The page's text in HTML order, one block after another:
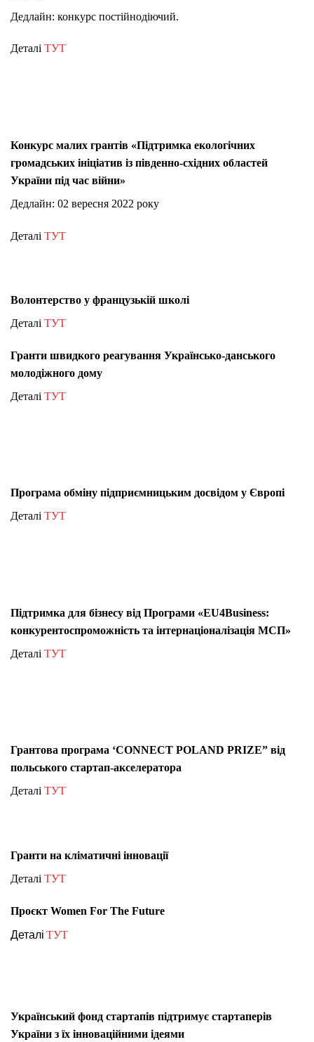
Дедлайн: конкурс постійнодіючий.
Деталі ТУТ
Конкурс малих грантів «Підтримка екологічних
громадських ініціатив із південно-східних областей
України під час війни»
Дедлайн: 02 вересня 2022 року
Деталі ТУТ
Волонтерство у французькій школі
Деталі ТУТ
Гранти швидкого реагування Українсько-данського
молодіжного дому
Деталі ТУТ
Програма обміну підприємницьким досвідом у Європі
Деталі ТУТ
Підтримка для бізнесу від Програми «EU4Business:
конкурентоспроможність та інтернаціоналізація МСП»
Деталі ТУТ
Грантова програма ‘CONNECT POLAND PRIZE” від
польського стартап-акселератора
Деталі ТУТ
Гранти на кліматичні інновації
Деталі ТУТ
Проєкт Women For The Future
Деталі ТУТ
Український фонд стартапів підтримує стартаперів
України з їх інноваційними ідеями